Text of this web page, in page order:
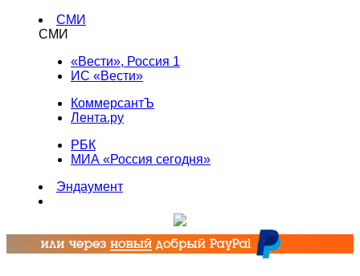
СМИ
СМИ
«Вести», Россия 1
ИС «Вести»
КоммерсантЪ
Лента.ру
РБК
МИА «Россия сегодня»
Эндаумент